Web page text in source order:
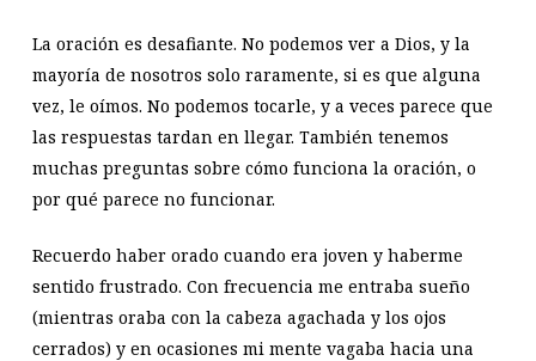
La oración es desafiante. No podemos ver a Dios, y la
mayoría de nosotros solo raramente, si es que alguna
vez, le oímos. No podemos tocarle, y a veces parece que
las respuestas tardan en llegar. También tenemos
muchas preguntas sobre cómo funciona la oración, o
por qué parece no funcionar.
Recuerdo haber orado cuando era joven y haberme
sentido frustrado. Con frecuencia me entraba sueño
(mientras oraba con la cabeza agachada y los ojos
cerrados) y en ocasiones mi mente vagaba hacia una